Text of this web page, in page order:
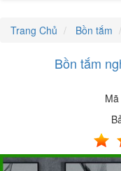
Trang Chủ Bồn tắm
Bồn tắm